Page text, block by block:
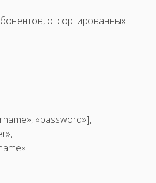
отсортированных
«password»],